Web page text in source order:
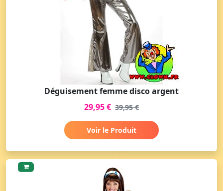
Déguisement femme disco argent
29,95 € 39,95 €
Voir le Produit